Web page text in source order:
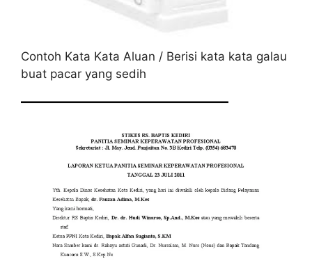
Contoh Kata Kata Aluan / Berisi kata kata galau
buat pacar yang sedih